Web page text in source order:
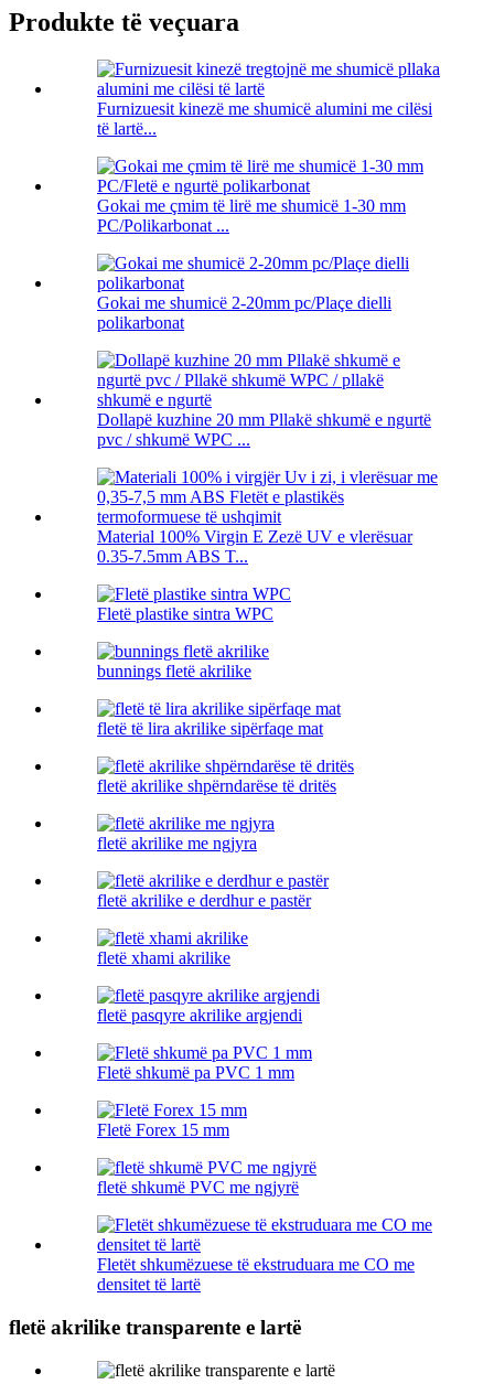
Produkte të veçuara
Furnizuesit kinezë me shumicë alumini me cilësi
të lartë...
Gokai me çmim të lirë me shumicë 1-30 mm
PC/Polikarbonat ...
Gokai me shumicë 2-20mm pc/Plaçe dielli
polikarbonat
Dollapë kuzhine 20 mm Pllakë shkumë e ngurtë
pvc / shkumë WPC ...
Material 100% Virgin E Zezë UV e vlerësuar
0.35-7.5mm ABS T...
Fletë plastike sintra WPC
bunnings fletë akrilike
fletë të lira akrilike sipërfaqe mat
fletë akrilike shpërndarëse të dritës
fletë akrilike me ngjyra
fletë akrilike e derdhur e pastër
fletë xhami akrilike
fletë pasqyre akrilike argjendi
Fletë shkumë pa PVC 1 mm
Fletë Forex 15 mm
fletë shkumë PVC me ngjyrë
Fletët shkumëzuese të ekstruduara me CO me
densitet të lartë
fletë akrilike transparente e lartë